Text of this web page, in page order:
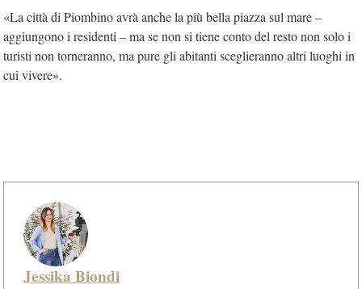
«La città di Piombino avrà anche la più bella piazza sul mare –
aggiungono i residenti – ma se non si tiene conto del resto non solo i
turisti non torneranno, ma pure gli abitanti sceglieranno altri luoghi in
cui vivere».
Jessika Biondi